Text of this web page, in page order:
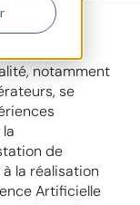
notamment
se
de
la réalisation
Artificielle